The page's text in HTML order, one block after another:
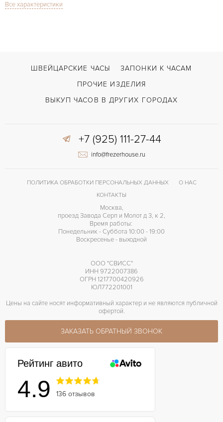
СТЕКЛО
ВОЗМОЖНОСТИ ДОСТАВКИ С документами
Двойной сложности застежка
Центральная секундная стрелка
Все характеристики
ШВЕЙЦАРСКИЕ ЧАСЫ
ЗАПОНКИ К ЧАСАМ
ПРОЧИЕ ИЗДЕЛИЯ
ВЫКУП ЧАСОВ В ДРУГИХ ГОРОДАХ
+7 (925) 111-27-44
info@frezerhouse.ru
ПОЛИТИКА ОБРАБОТКИ ПЕРСОНАЛЬНЫХ ДАННЫХ
О НАС
КОНТАКТЫ
Москва,
проезд Завода Серп и Молот д 3, к 2,
Время работы:
Понедельник - Суббота 10:00 - 19:00
Воскресенье - выходной
ООО "СВИСС"
ИНН 9722007386
ОГРН 1217700420926
ЮЛ772201001
Цены на сайте носят информативный характер и не являются публичной
офертой.
ЗАКАЗАТЬ ОБРАТНЫЙ ЗВОНОК
Рейтинг авито
4.9 136 отзывов